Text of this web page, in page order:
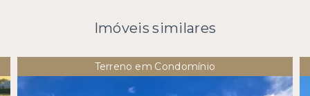
Imóveis similares
Terreno em Condomínio